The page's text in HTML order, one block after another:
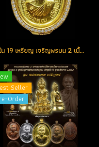
1 ใน 19 เหรียญ เจริญพรบน 2 เนื้อทองคำ 9 รอบ หลังแบบ หมายเลข 8 สวยแชมป์ สร้างน้อย หายาก (โทรถาม)
Seller
Order